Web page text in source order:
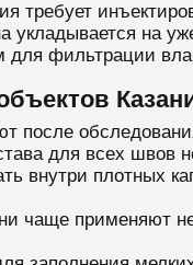
требует
укладывается на
для фильтрации
после
для всех швов
внутри плотных
чаще применяют